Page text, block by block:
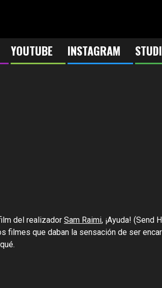
YOUTUBE INSTAGRAM
del realizador Sam Raimi, ¡Ayuda! (Send
que daban la sensación de ser